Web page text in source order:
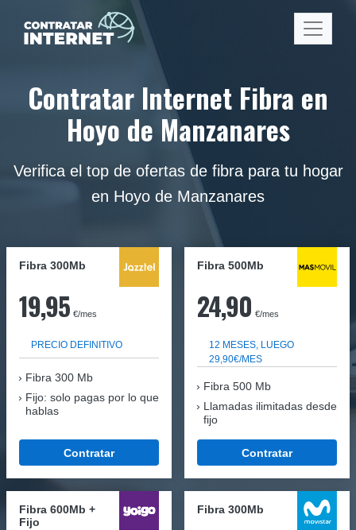
Contratar Internet Fibra en
Hoyo de Manzanares
Verifica el top de ofertas de fibra para tu hogar
en Hoyo de Manzanares
Fibra 300Mb
19,95 €/mes
PRECIO DEFINITIVO
Fibra 300 Mb
Fijo: solo pagas por lo que
hablas
Contratar
Fibra 500Mb
24,90 €/mes
12 MESES, LUEGO
29,90€/MES
Fibra 500 Mb
Llamadas ilimitadas desde
fijo
Contratar
Fibra 600Mb +
Fijo
Fibra 300Mb